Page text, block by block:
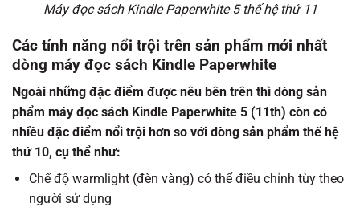
Máy đọc sách Kindle Paperwhite 5 thế hệ thứ 11
Các tính năng nổi trội trên sản phẩm mới nhất
dòng máy đọc sách Kindle Paperwhite
Ngoài những đặc điểm được nêu bên trên thì dòng sản
phẩm máy đọc sách Kindle Paperwhite 5 (11th) còn có
nhiều đặc điểm nổi trội hơn so với dòng sản phẩm thế hệ
thứ 10, cụ thể như:
Chế độ warmlight (đèn vàng) có thể điều chỉnh tùy theo
người sử dụng